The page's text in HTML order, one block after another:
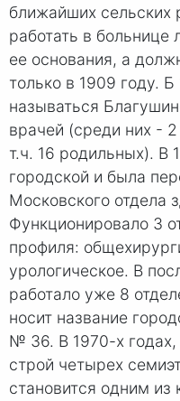
ближайших сельских
работать в больнице
ее основания, а
только в 1909 году.
называться
врачей (среди них -
т.ч. 16 родильных). В
городской и была
Московского отдела
Функционировало 3
профиля:
урологическое. В
работало уже 8
носит название
№ 36. В 1970-х годах,
строй четырех
становится одним